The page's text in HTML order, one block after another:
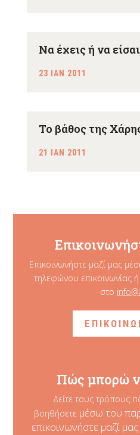
Nα έχεις ή να
23 ΙΑΝ 2011
Το βάθος της
21 ΙΑΝ 2011
Επικοινωνήστε μαζί μας
τηλεφώνου επικοινωνίας
στο
Πώς μπορώ
Δείτε τους τρόπους
βοηθήσετε μέσω του
επικοινωνήστε μαζί